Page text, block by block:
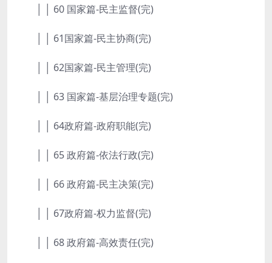
│ │ 60 国家篇-民主监督(完)
│ │ 61国家篇-民主协商(完)
│ │ 62国家篇-民主管理(完)
│ │ 63 国家篇-基层治理专题(完)
│ │ 64政府篇-政府职能(完)
│ │ 65 政府篇-依法行政(完)
│ │ 66 政府篇-民主决策(完)
│ │ 67政府篇-权力监督(完)
│ │ 68 政府篇-高效责任(完)